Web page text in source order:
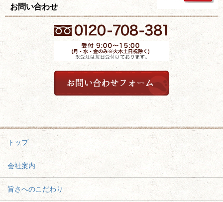
お問い合わせ
トップ
会社案内
旨さへのこだわり